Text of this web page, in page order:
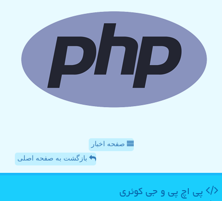
صفحه اخبار
بازگشت به صفحه اصلی
پی اچ پی و جی كوئری